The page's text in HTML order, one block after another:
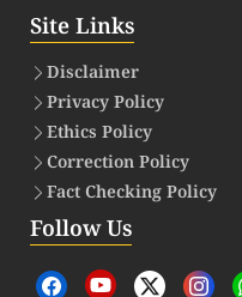
Site Links
Disclaimer
Privacy Policy
Ethics Policy
Correction Policy
Fact Checking Policy
Follow Us